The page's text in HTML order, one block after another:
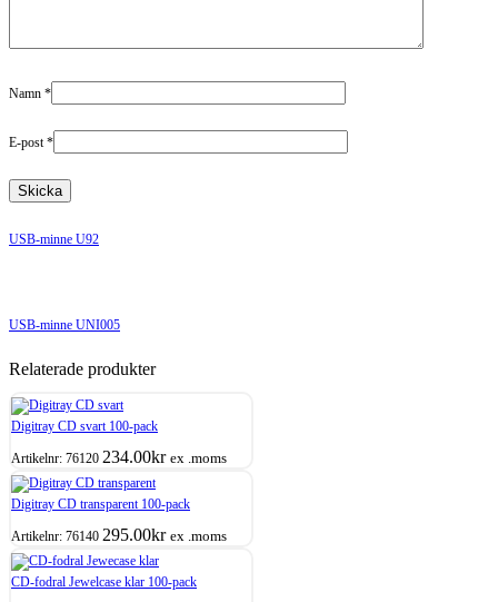
Namn *
E-post*
USB-minne U92
USB-minne UNI005
Relaterade produkter
Digitray CD svart 100-pack
Artikelnr: 76120 234.00kr ex .moms
Digitray CD transparent 100-pack
Artikelnr: 76140 295.00kr ex .moms
CD-fodral Jewelcase klar 100-pack